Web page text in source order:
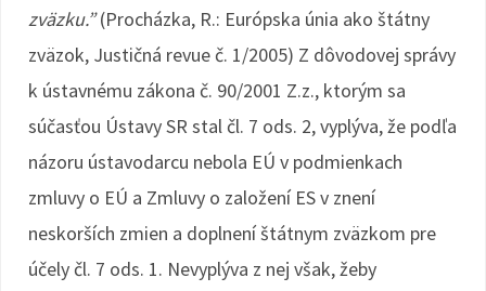
zväzku.”(Procházka, R.: Európska únia ako štátny
zväzok, Justičná revue č. 1/2005) Z dôvodovej správy
k ústavnému zákona č. 90/2001 Z.z., ktorým sa
súčasťou Ústavy SR stal čl. 7 ods. 2, vyplýva, že podľa
názoru ústavodarcu nebola EÚ v podmienkach
zmluvy o EÚ a Zmluvy o založení ES v znení
neskorších zmien a doplnení štátnym zväzkom pre
účely čl. 7 ods. 1. Nevyplýva z nej však, žeby